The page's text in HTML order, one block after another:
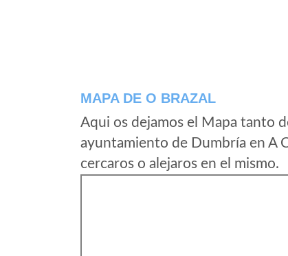
MAPA DE O BRAZAL
Aqui os dejamos el Mapa tanto
ayuntamiento de Dumbría en A
cercaros o alejaros en el mismo.